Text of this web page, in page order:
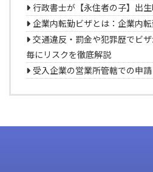
行政書士が【永住者の子】出
企業内転勤ビザとは：企業内
交通違反・罰金や犯罪歴でビ
毎にリスクを徹底解説
受入企業の営業所管轄での申